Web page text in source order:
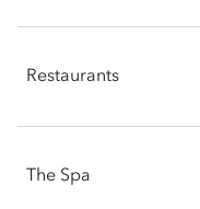
Restaurants
The Spa